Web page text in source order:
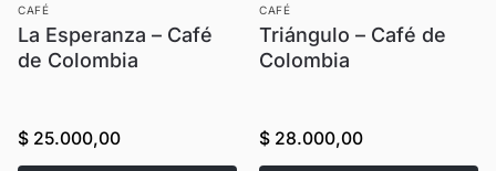
CAFÉ
La Esperanza – Café
de Colombia
$ 25.000,00
CAFÉ
Triángulo – Café de
Colombia
$ 28.000,00